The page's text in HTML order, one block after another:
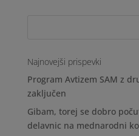
Najnovejši prispevki
Program Avtizem SAM z
zaključen
Gibam, torej se dobro
delavnic na mednarodni